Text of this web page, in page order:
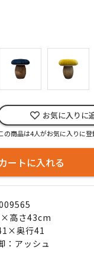
お気に入りに
の商品は4人がお気に入りに登
ートに入れる
高さ43cm
奥行41
：アッシュ